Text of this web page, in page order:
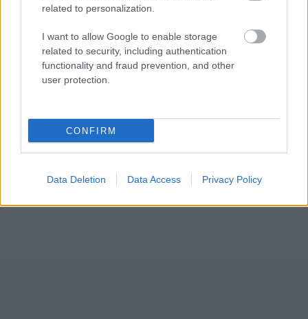
related to personalization.
I want to allow Google to enable storage
related to security, including authentication
functionality and fraud prevention, and other
user protection.
CONFIRM
Data Deletion Data Access Privacy Policy